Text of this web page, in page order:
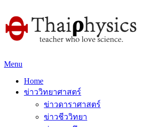
Menu
Home
ข่าววิทยาศาสตร์
ข่าวดาราศาสตร์
ข่าวชีววิทยา